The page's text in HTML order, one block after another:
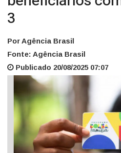
3
Por Agência Brasil
Fonte: Agência Brasil
Publicado 20/08/2025 07:07